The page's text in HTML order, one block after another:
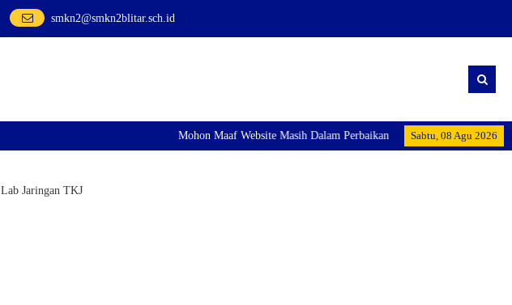
smkn2@smkn2blitar.sch.id
Sabtu, 08 Agu 2026
Mohon Maaf Website Masih Dalam Perbaikan
Lab Jaringan TKJ